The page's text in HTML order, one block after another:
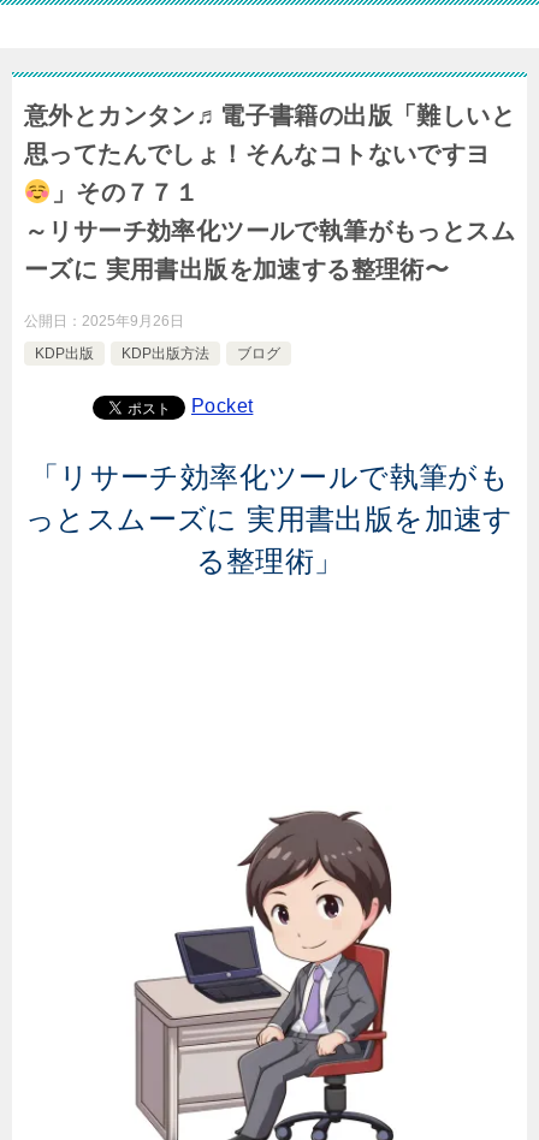
意外とカンタン♬電子書籍の出版「難しいと
思ってたんでしょ！そんなコトないですヨ
」その７７１
～リサーチ効率化ツールで執筆がもっとスム
ーズに 実用書出版を加速する整理術〜
公開日： 2025年9月26日
KDP出版
KDP出版方法 ブログ
Pocket
「リサーチ効率化ツールで執筆がも
っとスムーズに 実用書出版を加速す
る整理術」